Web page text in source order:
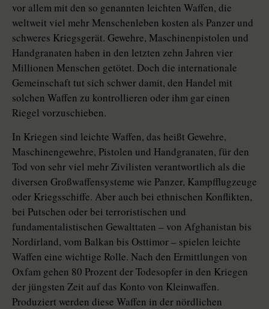
vor allem mit den so genannten leichten Waffen, die
weltweit viel mehr Menschenleben kosten als Panzer und
schweres Kriegsgerät. Gewehre, Maschinenpistolen und
Handgranaten haben in den letzten zehn Jahren vier
Millionen Menschen getötet. Doch die internationale
Gemeinschaft tut sich schwer damit, den Handel mit
solchen Waffen zu kontrollieren oder ihm gar einen
Riegel vorzuschieben.
In Kriegen sind leichte Waffen, das heißt Gewehre,
Maschinengewehre, Pistolen und Handgranaten, für den
Tod von sehr viel mehr Zivilisten verantwortlich als die
diversen Großwaffensysteme wie Panzer, Kampfflugzeuge
oder Kriegsschiffe. Aber auch bei ethnischen Konflikten,
bei Putschen oder bei terroristischen und
fundamentalistischen Gewalttaten – von Afghanistan bis
Nordirland, vom Balkan bis Osttimor – spielen leichte
Waffen eine wichtige Rolle. Nach den Ermittlungen von
Oxfam gehen 80 Prozent der Todesopfer in den Kriegen
der jüngsten Zeit auf das Konto von Kleinwaffen.
Produziert werden diese Waffen in der nördlichen